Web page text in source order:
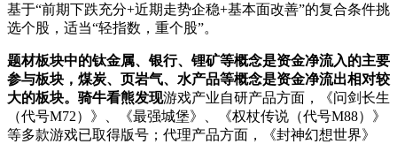
基于“前期下跌充分+近期走势企稳+基本面改善”的复合条件挑
选个股，适当“轻指数，重个股”。
题材板块中的钛金属、银行、锂矿等概念是资金净流入的主要
参与板块，煤炭、页岩气、水产品等概念是资金净流出相对较
大的板块。骑牛看熊发现游戏产业自研产品方面，《问剑长生
（代号M72）》、《最强城堡》、《权杖传说（代号M88）》
等多款游戏已取得版号；代理产品方面，《封神幻想世界》